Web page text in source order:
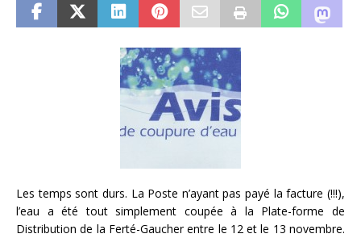
Les temps sont durs. La Poste n’ayant pas payé la facture (!!!),
l’eau a été tout simplement coupée à la Plate-forme de
Distribution de la Ferté-Gaucher entre le 12 et le 13 novembre.